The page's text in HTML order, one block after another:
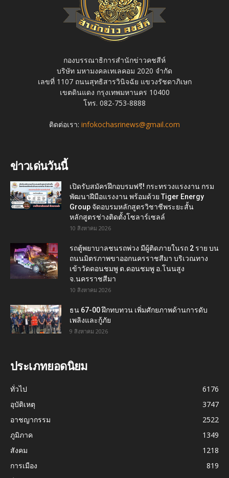
กองบรรณาธิการสำนักข่าวคชสีห์
บริษัท มหามงคลเทเลคอม 2020 จำกัด
เลขที่ 1107 ถนนสุทธิสารวินิจฉัย แขวงรัชดาภิเษก
เขตดินแดง กรุงเทพมหานคร 10400
โทร. 082-753-8888
ติดต่อเรา: infokochasrinews@gmail.com
ข่าวเด่นวันนี้
เปิดรับสมัครฝึกอบรมฟรี! กระทรวงแรงงาน กรม
พัฒนาฝีมือแรงงาน พร้อมด้วย Tiger Energy
Group จัดอบรมหลักสูตรวิชาชีพระยะสั้น
หลักสูตรช่างติดตั้งโซลาร์เซลล์
10 สิงหาคม 2026
รถตู้พยาบาลชนรถพ่วง มีผู้ติดภายในรถ 2 ราย บน
ถนนมิตรภาพขาออกนครราชสีมา บริเวณทาง
เข้าวัดดอนชมพู ต.ดอนชมพู อ.โนนสูง
จ.นครราชสีมา
10 สิงหาคม 2026
ธน 67-00 ฝึกทบทวน เพิ่มศักยภาพด้านการดับ
เพลิงและกู้ภัย
9 สิงหาคม 2026
ประเภทยอดนิยม
ทั่วไป
6176
อุบัติเหตุ
3747
อาชญากรรม
2522
ภูมิภาค
1349
สังคม
1218
การเมือง
819